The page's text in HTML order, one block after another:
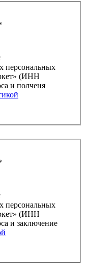
персональных
(ИНН
персональных
(ИНН